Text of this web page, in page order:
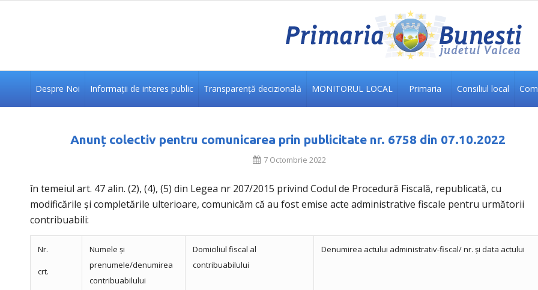
Despre Noi Informații de interes public Transparență decizională MONITORUL LOCAL Primaria Consiliul local
Anunț colectiv pentru comunicarea prin publicitate nr. 6758 din 07.10.2022
7 Octombrie 2022
în temeiul art. 47 alin. (2), (4), (5) din Legea nr 207/2015 privind Codul de Procedură Fiscală, republicată, cu
modificările și completările ulterioare, comunicăm că au fost emise acte administrative fiscale pentru următorii
contribuabili:
Nr.
crt.
Numele și
prenumele/denumirea
contribuabilului
Domiciliul fiscal al
contribuabilului
Denumirea actului administrativ-fiscal/ nr. și data actului